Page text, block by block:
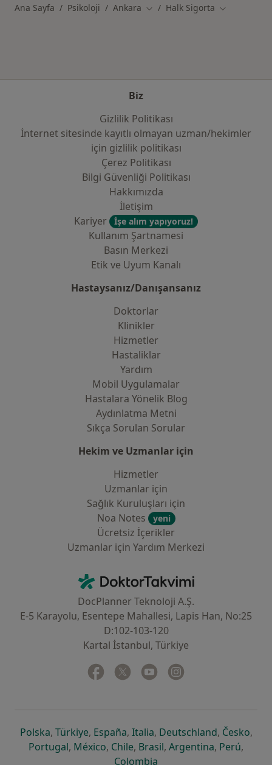
Ana Sayfa Psikoloji Ankara Şehir değiştir
Halk Sigorta Şehir
Biz
Gizlilik Politikası
İnternet sitesinde kayıtlı olmayan uzman/hekimler
i̇çin gizlilik politikası
Çerez Politikası
Bilgi Güvenliği Politikası
Hakkımızda
İletişim
Kariyer
İşe alım yapıyoruz!
Kullanım Şartnamesi
Basın Merkezi
Etik ve Uyum Kanalı
Hastaysanız/Danışansanız
Doktorlar
Klinikler
Hizmetler
Hastaliklar
Yardım
Mobil Uygulamalar
Hastalara Yönelik Blog
Aydınlatma Metni
Sıkça Sorulan Sorular
Hekim ve Uzmanlar için
Hizmetler
Uzmanlar için
Sağlık Kuruluşları için
Noa Notes
yeni
Ücretsiz İçerikler
Uzmanlar için Yardım Merkezi
DoktorTakvimi - Ana Sayfa
DocPlanner Teknoloji A.Ş.
E-5 Karayolu, Esentepe Mahallesi, Lapis Han, No:25
D:102-103-120
Kartal İstanbul, Türkiye
Facebook
yeni bir sekmede açılır
Twitter
yeni bir sekmede açılır
Youtube
yeni bir sekmede açılır
Polskayeni bir sekmede açılır
, Türkiyeyeni bir sekmede açılır
, Españayeni bir sekmede açılır
, Italiayeni bir sekmede açılır
, Deutschlandyeni bir
, Českoyeni
,
Portugalyeni bir sekmede açılır
, Méxicoyeni bir sekmede açılır
, Chileyeni bir sekmede açılır
, Brasilyeni bir sekmede açılır
, Argentinayeni bir
, Perúyeni
,
Colombia